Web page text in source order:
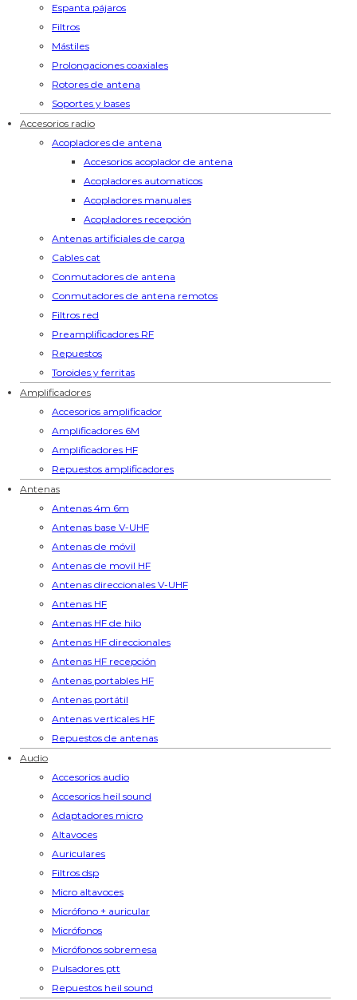
Espanta pájaros
Filtros
Mástiles
Prolongaciones coaxiales
Rotores de antena
Soportes y bases
Accesorios radio
Acopladores de antena
Accesorios acoplador de antena
Acopladores automaticos
Acopladores manuales
Acopladores recepción
Antenas artificiales de carga
Cables cat
Conmutadores de antena
Conmutadores de antena remotos
Filtros red
Preamplificadores RF
Repuestos
Toroides y ferritas
Amplificadores
Accesorios amplificador
Amplificadores 6M
Amplificadores HF
Repuestos amplificadores
Antenas
Antenas 4m 6m
Antenas base V-UHF
Antenas de móvil
Antenas de movil HF
Antenas direccionales V-UHF
Antenas HF
Antenas HF de hilo
Antenas HF direccionales
Antenas HF recepción
Antenas portables HF
Antenas portátil
Antenas verticales HF
Repuestos de antenas
Audio
Accesorios audio
Accesorios heil sound
Adaptadores micro
Altavoces
Auriculares
Filtros dsp
Micro altavoces
Micrófono + auricular
Micrófonos
Micrófonos sobremesa
Pulsadores ptt
Repuestos heil sound